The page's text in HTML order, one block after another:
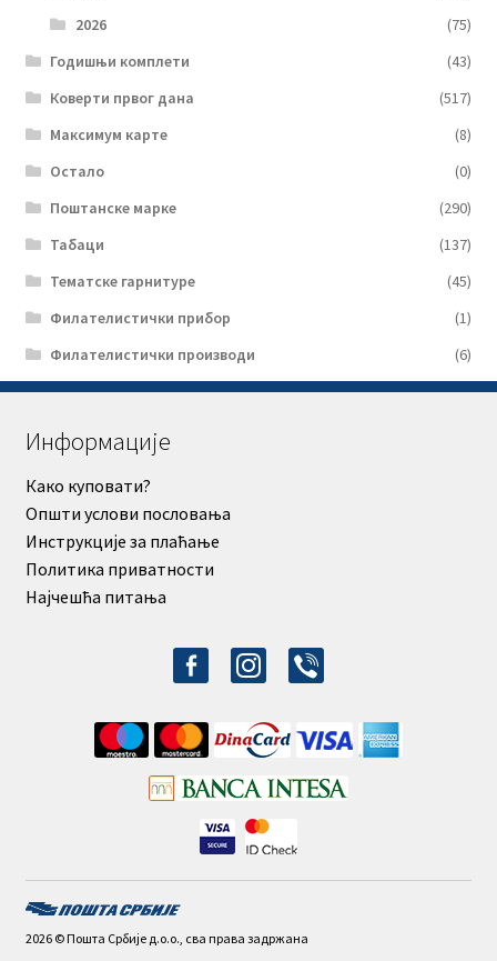
2026
(75)
Годишњи комплети
(43)
Коверти првог дана
(517)
Максимум карте
(8)
Остало
(0)
Поштанске марке
(290)
Табаци
(137)
Тематске гарнитуре
(45)
Филателистички прибор
(1)
Филателистички производи
(6)
Информације
Како куповати?
Општи услови пословања
Инструкције за плаћање
Политика приватности
Најчешћа питања
facebook-
alt
instagram
viber
2026 © Пошта Србије д.о.о., сва права задржана